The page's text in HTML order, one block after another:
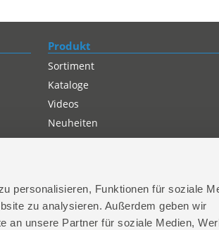
personalisieren, Funktionen für soziale
zu analysieren. Außerdem geben wir
an unsere Partner für soziale Medien,
Produkt
Sortiment
Kataloge
Videos
Neuheiten